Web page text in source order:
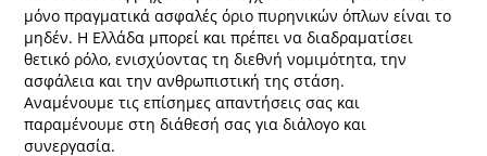
μόνο πραγματικά ασφαλές όριο πυρηνικών όπλων είναι το
μηδέν. Η Ελλάδα μπορεί και πρέπει να διαδραματίσει
θετικό ρόλο, ενισχύοντας τη διεθνή νομιμότητα, την
ασφάλεια και την ανθρωπιστική της στάση.
Αναμένουμε τις επίσημες απαντήσεις σας και
παραμένουμε στη διάθεσή σας για διάλογο και
συνεργασία.